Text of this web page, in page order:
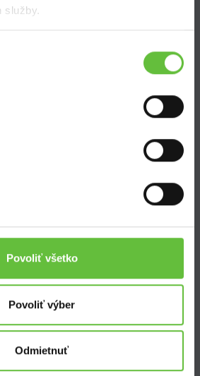
služby.
Povoliť všetko
Povoliť výber
Odmietnuť
Kontakt
s.r.o.
pomoc@supersused.sk